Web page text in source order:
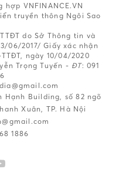
VNFINANCE.VN
truyền thông Ngôi Sao
do Sở Thông tin và
06/2017/ Giấy xác nhận
ngày 10/04/2020
Trọng Tuyến - ĐT: 091
Hạnh Building, số 82 ngõ
Xuân, TP. Hà Nội
1886